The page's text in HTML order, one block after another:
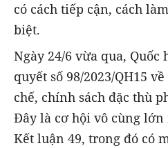
có cách tiếp cận, cách
biệt.
Ngày 24/6 vừa qua,
quyết số 98/2023/QH15
chế, chính sách đặc thù
Đây là cơ hội vô cùng
Kết luận 49, trong đó có